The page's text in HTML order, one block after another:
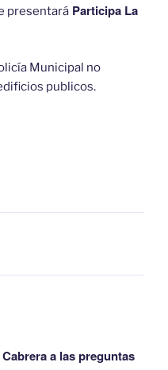
presentará Participa La
Municipal no
publicos.
a las preguntas